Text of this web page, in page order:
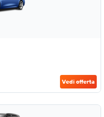
Vedi offerta